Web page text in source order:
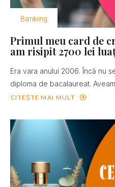
Banking
Primul meu card de
am risipit 2700 lei
Era vara anului 2006. Încă nu
diploma de bacalaureat.
CITEȘTE MAI MULT